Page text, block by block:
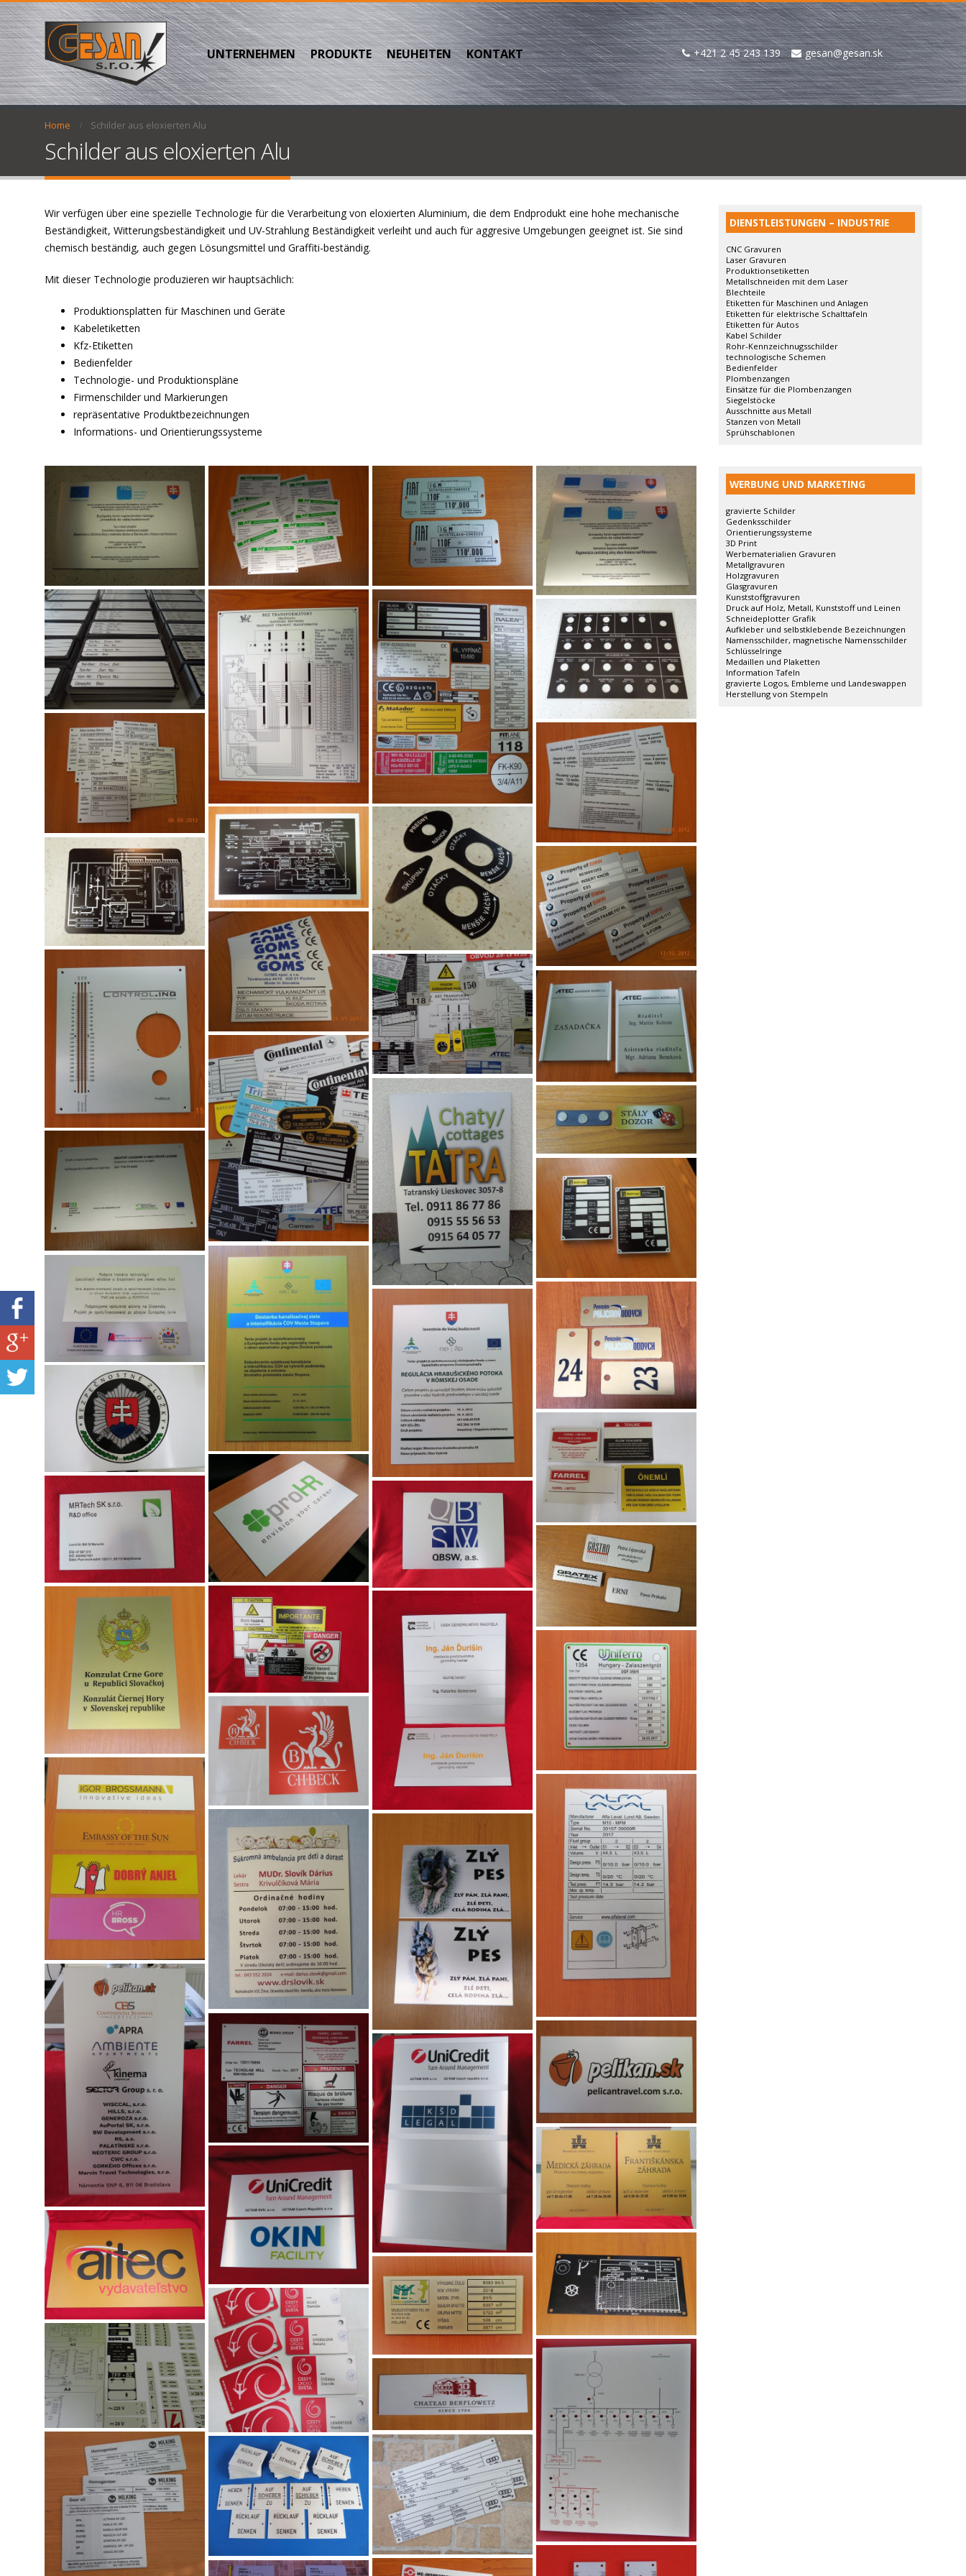
UNTERNEHMEN PRODUKTE NEUHEITEN KONTAKT +421 2 45 243 139 gesan@gesan.sk
Home Schilder aus eloxierten Alu
Schilder aus eloxierten Alu
Wir verfügen über eine spezielle Technologie für die Verarbeitung von eloxierten Aluminium, die dem Endprodukt eine hohe mechanische
Beständigkeit, Witterungsbeständigkeit und UV-Strahlung Beständigkeit verleiht und auch für aggresive Umgebungen geeignet ist. Sie sind
chemisch beständig, auch gegen Lösungsmittel und Graffiti-beständig.
Mit dieser Technologie produzieren wir hauptsächlich:
Produktionsplatten für Maschinen und Geräte
Kabeletiketten
Kfz-Etiketten
Bedienfelder
Technologie- und Produktionspläne
Firmenschilder und Markierungen
repräsentative Produktbezeichnungen
Informations- und Orientierungssysteme
DIENSTLEISTUNGEN – INDUSTRIE
CNC Gravuren
Laser Gravuren
Produktionsetiketten
Metallschneiden mit dem Laser
Blechteile
Etiketten für Maschinen und Anlagen
Etiketten für elektrische Schalttafeln
Etiketten für Autos
Kabel Schilder
Rohr-Kennzeichnugsschilder
technologische Schemen
Bedienfelder
Plombenzangen
Einsätze für die Plombenzangen
Siegelstöcke
Ausschnitte aus Metall
Stanzen von Metall
Sprühschablonen
WERBUNG UND MARKETING
gravierte Schilder
Gedenksschilder
Orientierungssysteme
3D Print
Werbematerialien Gravuren
Metallgravuren
Holzgravuren
Glasgravuren
Kunststoffgravuren
Druck auf Holz, Metall, Kunststoff und Leinen
Schneideplotter Grafik
Aufkleber und selbstklebende Bezeichnungen
Namensschilder, magnetische Namensschilder
Schlüsselringe
Medaillen und Plaketten
Information Tafeln
gravierte Logos, Embleme und Landeswappen
Herstellung von Stempeln